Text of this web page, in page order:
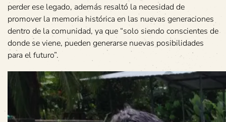
perder ese legado, además resaltó la necesidad de
promover la memoria histórica en las nuevas generaciones
dentro de la comunidad, ya que “solo siendo conscientes de
donde se viene, pueden generarse nuevas posibilidades
para el futuro”.